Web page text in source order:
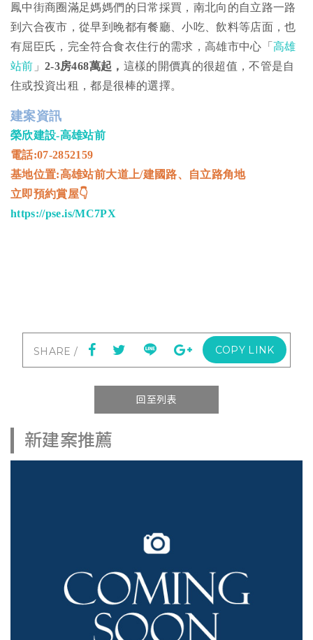
鳳中街商圈滿足媽媽們的日常採買，南北向的自立路一路
到六合夜市，從早到晚都有餐廳、小吃、飲料等店面，也
有屈臣氏，完全符合食衣住行的需求，高雄市中心「高雄
站前 」2-3房468萬起， 這樣的開價真的很超值，不管是自
住或投資出租，都是很棒的選擇。
建案資訊
榮欣建設-高雄站前
電話:07-2852159
基地位置:高雄站前大道上/建國路、自立路角地
立即預約賞屋👇
https://pse.is/MC7PX
COPY LINK
回至列表
新建案推薦